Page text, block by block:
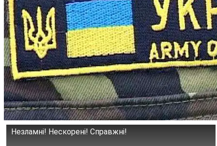
Незламні! Нескорені! Справжні!